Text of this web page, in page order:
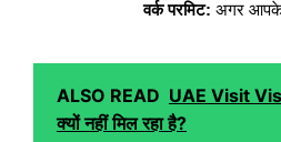
वर्क परमिट: अगर आपके
ALSO READ UAE Visit
क्यों नहीं मिल रहा है?